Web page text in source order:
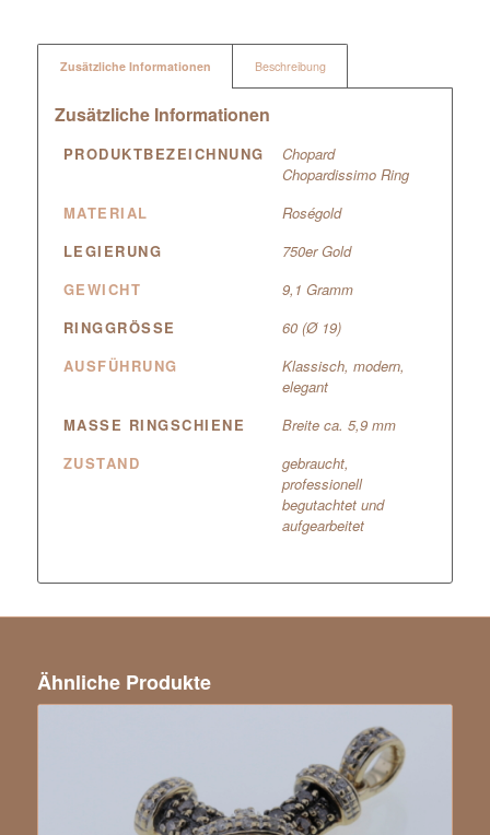
Zusätzliche Informationen Beschreibung
Zusätzliche Informationen
PRODUKTBEZEICHNUNG
Chopard
Chopardissimo Ring
MATERIAL
Roségold
LEGIERUNG
750er Gold
GEWICHT
9,1 Gramm
RINGGRÖSSE
60 (Ø 19)
AUSFÜHRUNG
Klassisch, modern,
elegant
MASSE RINGSCHIENE
Breite ca. 5,9 mm
ZUSTAND
gebraucht,
professionell
begutachtet und
aufgearbeitet
Ähnliche Produkte